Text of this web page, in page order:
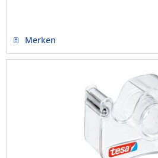
Merken